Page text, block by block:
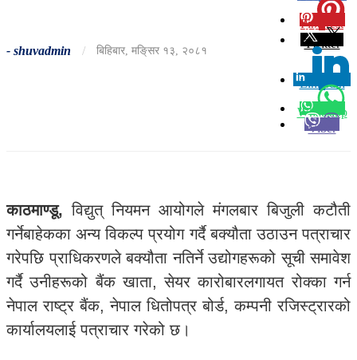
- shuvadmin / बिहिबार, मङि्सर १३, २०८१
Pinterest
Twitter
Linkedin
0
Whatsapp
Viber
काठमाण्डू, विद्युत् नियमन आयोगले मंगलबार बिजुली कटौती
गर्नेबाहेकका अन्य विकल्प प्रयोग गर्दै बक्यौता उठाउन पत्राचार
गरेपछि प्राधिकरणले बक्यौता नतिर्ने उद्योगहरूको सूची समावेश
गर्दै उनीहरूको बैंक खाता, सेयर कारोबारलगायत रोक्का गर्न
नेपाल राष्ट्र बैंक, नेपाल धितोपत्र बोर्ड, कम्पनी रजिस्ट्रारको
कार्यालयलाई पत्राचार गरेको छ।